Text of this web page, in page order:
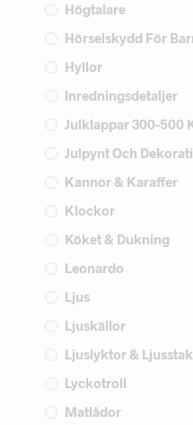
Högtalare
Hörselskydd För
Hyllor
Inredningsdetaljer
Julklappar 300-500
Julpynt Och
Kannor & Karaffer
Klockor
Köket & Dukning
Leonardo
Ljus
Ljuskällor
Ljuslyktor &
Lyckotroll
Matlådor